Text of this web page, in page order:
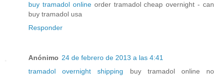
buy tramadol onlineorder tramadol cheap overnight - can
buy tramadol usa
Responder
Anónimo 24 de febrero de 2013 a las 4:41
tramadol overnight shipping buy tramadol online no